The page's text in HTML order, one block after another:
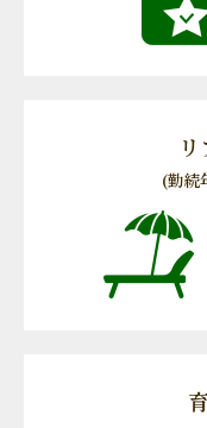
(勤続